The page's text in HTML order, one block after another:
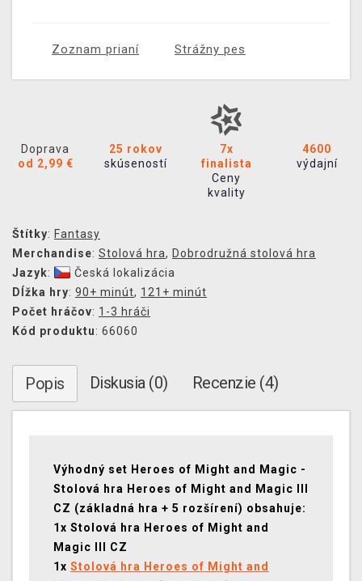
Zoznam prianí Strážny pes
Doprava
od 2,99 €
25 rokov
skúseností
7x
finalista
Ceny
kvality
4600
výdajní
Štítky: Fantasy
Merchandise: Stolová hra, Dobrodružná stolová hra
Jazyk:
Česká lokalizácia
Dĺžka hry: 90+ minút, 121+ minút
Počet hráčov: 1-3 hráči
Kód produktu: 66060
Popis Diskusia (0) Recenzie (4)
Výhodný set Heroes of Might and Magic -
Stolová hra Heroes of Might and Magic III
CZ (základná hra + 5 rozšírení) obsahuje:
1x Stolová hra Heroes of Might and
Magic III CZ
1x Stolová hra Heroes of Might and